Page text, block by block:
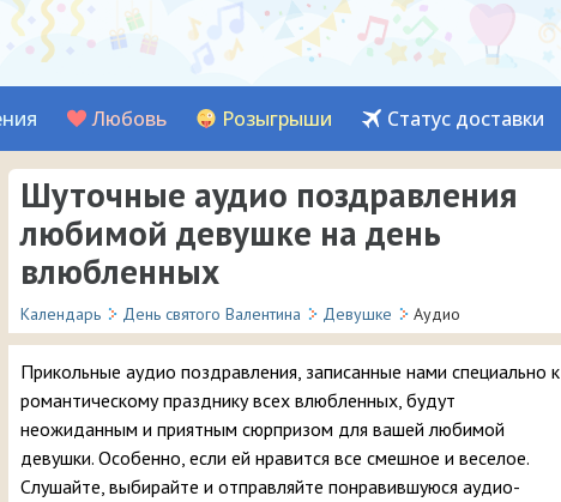
Любовь Розыгрыши Статус доставки
Шуточные аудио поздравления
любимой девушке на день
влюбленных
Календарь День святого Валентина Девушке Аудио
Прикольные аудио поздравления, записанные нами специально к
романтическому празднику всех влюбленных, будут
неожиданным и приятным сюрпризом для вашей любимой
девушки. Особенно, если ей нравится все смешное и веселое.
Слушайте, выбирайте и отправляйте понравившуюся аудио-